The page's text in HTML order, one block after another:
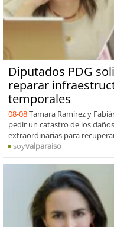
Diputados PDG
reparar
temporales
08-08Tamara Ramírez y
pedir un catastro de los
extraordinarias para
soyvalparaiso